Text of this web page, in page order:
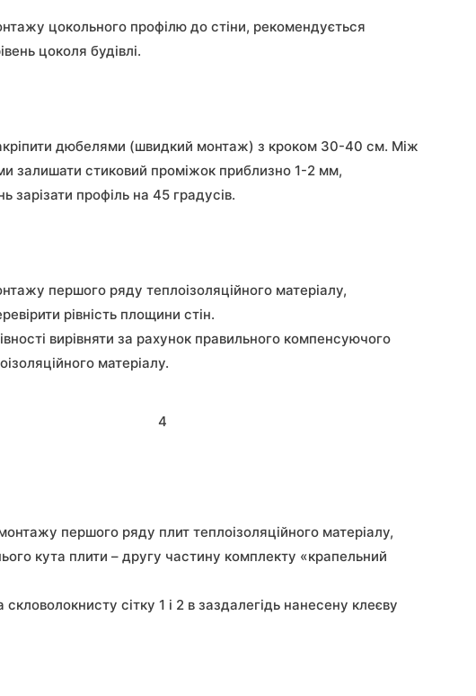
цокольного профілю до стіни, рекомендується
цоколя будівлі.
дюбелями (швидкий монтаж) з кроком 30-40 см. Між
залишати стиковий проміжок приблизно 1-2 мм,
зарізати профіль на 45 градусів.
першого ряду теплоізоляційного матеріалу,
рівність площини стін.
вирівняти за рахунок правильного компенсуючого
матеріалу.
4
першого ряду плит теплоізоляційного матеріалу,
кута плити – другу частину комплекту «крапельний
скловолокнисту сітку 1 і 2 в заздалегідь нанесену клеєву